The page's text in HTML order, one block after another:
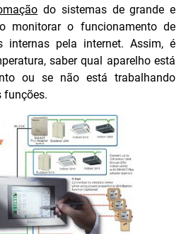
do sistemas de grande e
monitorar o funcionamento de
internas pela internet. Assim, é
saber qual aparelho está
ou se não está trabalhando
funções.